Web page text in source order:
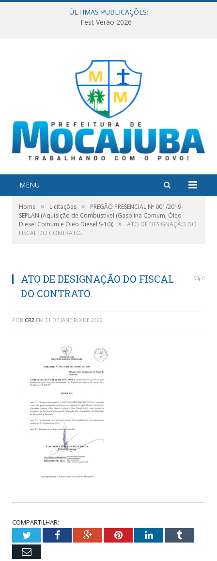
ÚLTIMAS PUBLICAÇÕES:
Fest Verão 2026
MENU
Home » Licitações »
PREGÃO PRESENCIAL Nº 001/2019-
SEPLAN (Aquisição de Combustível (Gasolina Comum, Óleo
Diesel Comum e Óleo Diesel S-10)) »
ATO DE DESIGNAÇÃO DO
FISCAL DO CONTRATO.
ATO DE DESIGNAÇÃO DO FISCAL
DO CONTRATO.
0
POR CR2 EM 31 DE JANEIRO DE 2022
COMPARTILHAR:
TwitterFacebookGoogle+PinterestLinkedInTumblr
Email